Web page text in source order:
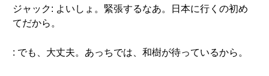
ジャック: よいしょ。緊張するなあ。日本に行くの初め
てだから。
: でも、大丈夫。あっちでは、和樹が待っているから。